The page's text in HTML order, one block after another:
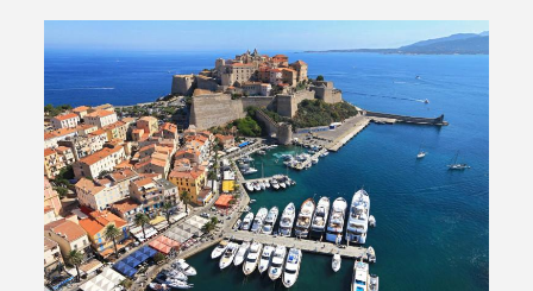
connexion
Avantages fidélité